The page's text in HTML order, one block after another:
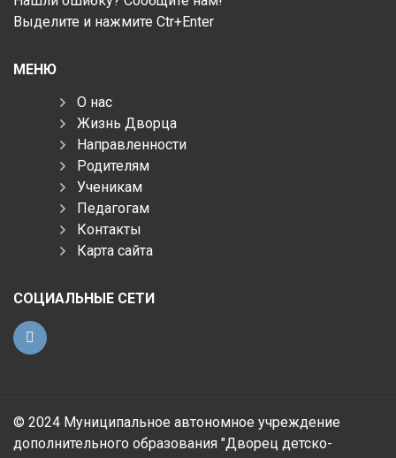
Выделите и нажмите Ctr+Enter
МЕНЮ
О нас
Жизнь Дворца
Направленности
Родителям
Ученикам
Педагогам
Контакты
Карта сайта
СОЦИАЛЬНЫЕ СЕТИ
© 2024 Муниципальное автономное учреждение
дополнительного образования "Дворец детско-